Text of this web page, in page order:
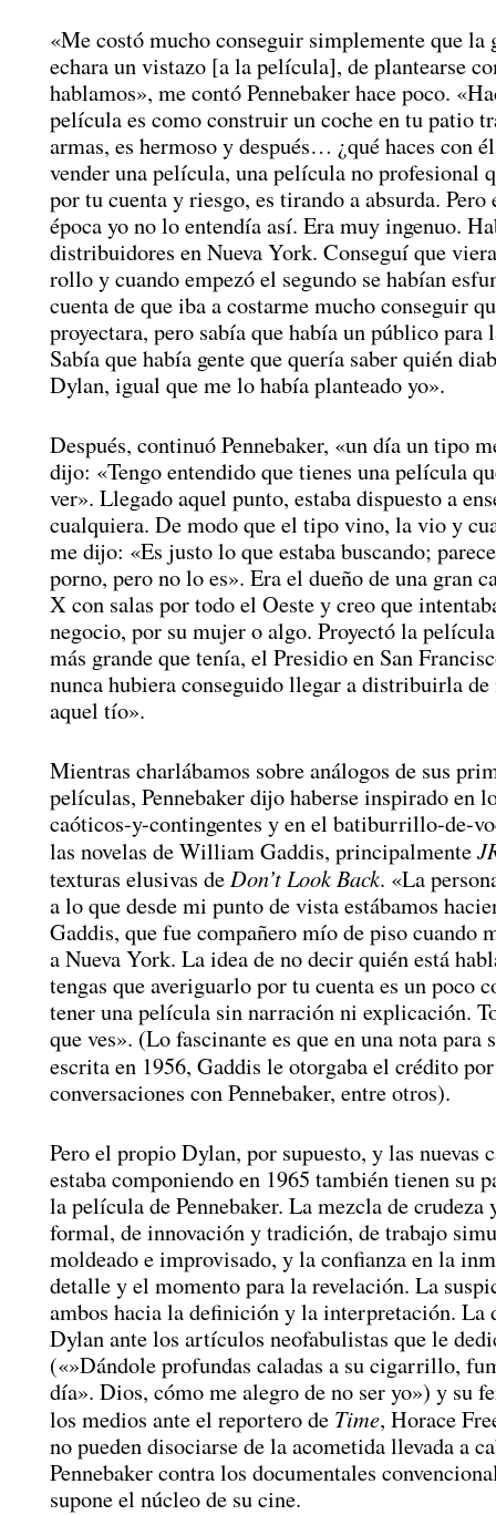
«Me costó mucho conseguir simplemente que la
echara un vistazo [a la película], de plantearse
hablamos», me contó Pennebaker hace poco.
película es como construir un coche en tu patio
armas, es hermoso y después… ¿qué haces con
vender una película, una película no profesional
por tu cuenta y riesgo, es tirando a absurda. Pero
época yo no lo entendía así. Era muy ingenuo.
distribuidores en Nueva York. Conseguí que
rollo y cuando empezó el segundo se habían
cuenta de que iba a costarme mucho conseguir
proyectara, pero sabía que había un público para
Sabía que había gente que quería saber quién
Dylan, igual que me lo había planteado yo».
Después, continuó Pennebaker, «un día un tipo
dijo: «Tengo entendido que tienes una película
ver». Llegado aquel punto, estaba dispuesto a
cualquiera. De modo que el tipo vino, la vio y
me dijo: «Es justo lo que estaba buscando;
porno, pero no lo es». Era el dueño de una gran
X con salas por todo el Oeste y creo que
negocio, por su mujer o algo. Proyectó la
más grande que tenía, el Presidio en San
nunca hubiera conseguido llegar a distribuirla de
aquel tío».
Mientras charlábamos sobre análogos de sus
películas, Pennebaker dijo haberse inspirado en
caóticos-y-contingentes y en el batiburrillo-de-
las novelas de William Gaddis, principalmente
texturas elusivas de Don’t Look Back. «La
a lo que desde mi punto de vista estábamos
Gaddis, que fue compañero mío de piso cuando
a Nueva York. La idea de no decir quién está
tengas que averiguarlo por tu cuenta es un poco
tener una película sin narración ni explicación.
que ves». (Lo fascinante es que en una nota para
escrita en 1956, Gaddis le otorgaba el crédito
conversaciones con Pennebaker, entre otros).
Pero el propio Dylan, por supuesto, y las nuevas
estaba componiendo en 1965 también tienen su
la película de Pennebaker. La mezcla de
formal, de innovación y tradición, de trabajo
moldeado e improvisado, y la confianza en la
detalle y el momento para la revelación. La
ambos hacia la definición y la interpretación. La
Dylan ante los artículos neofabulistas que le
(«»Dándole profundas caladas a su cigarrillo,
día». Dios, cómo me alegro de no ser yo») y su
los medios ante el reportero de Time, Horace
no pueden disociarse de la acometida llevada a
Pennebaker contra los documentales
supone el núcleo de su cine.